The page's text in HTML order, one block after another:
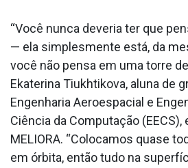
“Você nunca deveria ter que
— ela simplesmente está, da
você não pensa em uma torre
Ekaterina Tiukhtikova, aluna de
Engenharia Aeroespacial e
Ciência da Computação
MELIORA. “Colocamos quase
em órbita, então tudo na